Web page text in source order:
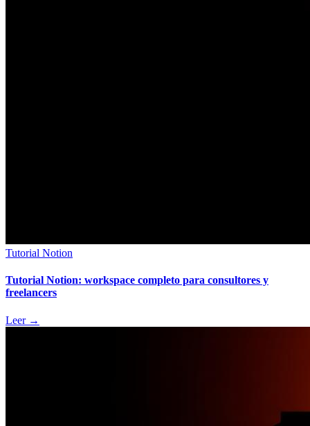
Tutorial Notion
Tutorial Notion: workspace completo para consultores y
freelancers
Leer →